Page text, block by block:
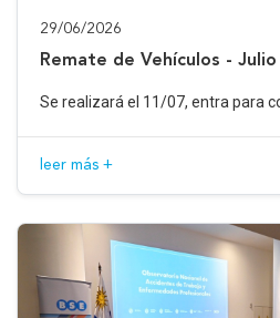
29/06/2026
Remate de Vehículos - Julio
Se realizará el 11/07, entra para
leer más +